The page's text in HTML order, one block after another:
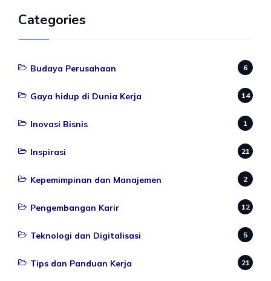
Categories
Budaya Perusahaan 6
Gaya hidup di Dunia Kerja 14
Inovasi Bisnis 1
Inspirasi 21
Kepemimpinan dan Manajemen 2
Pengembangan Karir 12
Teknologi dan Digitalisasi 5
Tips dan Panduan Kerja 21